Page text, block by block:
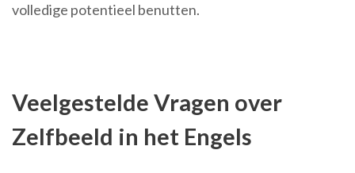
volledige potentieel benutten.
Veelgestelde Vragen over
Zelfbeeld in het Engels